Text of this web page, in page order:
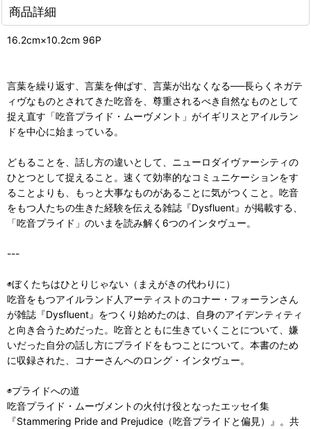
商品詳細
16.2cm×10.2cm 96P
言葉を繰り返す、言葉を伸ばす、言葉が出なくなる──長らくネガテ
ィヴなものとされてきた吃音を、尊重されるべき自然なものとして
捉え直す「吃音プライド・ムーヴメント」がイギリスとアイルラン
ドを中心に始まっている。
どもることを、話し方の違いとして、ニューロダイヴァーシティの
ひとつとして捉えること。速くて効率的なコミュニケーションをす
ることよりも、もっと大事なものがあることに気がつくこと。吃音
をもつ人たちの生きた経験を伝える雑誌『Dysfluent』が掲載する、
「吃音プライド」のいまを読み解く6つのインタヴュー。
---
◉ぼくたちはひとりじゃない（まえがきの代わりに）
吃音をもつアイルランド人アーティストのコナー・フォーランさん
が雑誌『Dysfluent』をつくり始めたのは、自身のアイデンティティ
と向き合うためだった。吃音とともに生きていくことについて、嫌
いだった自分の話し方にプライドをもつことについて。本書のため
に収録された、コナーさんへのロング・インタヴュー。
◉プライドへの道
吃音プライド・ムーヴメントの火付け役となったエッセイ集
『Stammering Pride and Prejudice（吃音プライドと偏見）』。共